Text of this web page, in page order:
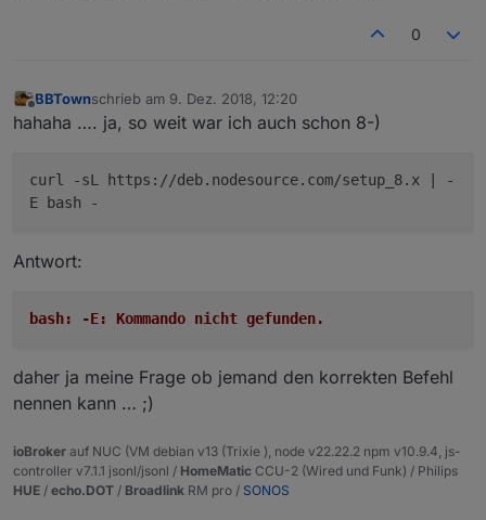
0
Offline
BBTownschrieb am 9. Dez. 2018, 12:20
zuletzt editiert von
hahaha …. ja, so weit war ich auch schon 8-)
curl -sL https://deb.nodesource.com/setup_8.x | -
E bash -
Antwort:
bash: -E: Kommando nicht gefunden.
daher ja meine Frage ob jemand den korrekten Befehl
nennen kann … ;)
ioBroker auf NUC (VM debian v13 (Trixie ), node v22.22.2 npm v10.9.4, js-
controller v7.1.1 jsonl/jsonl / HomeMatic CCU-2 (Wired und Funk) / Philips
HUE / echo.DOT / Broadlink RM pro / SONOS